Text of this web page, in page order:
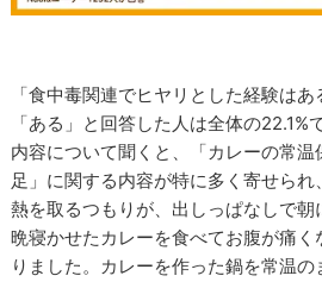
「食中毒関連でヒヤリとした経験はあ
「ある」と回答した人は全体の22.1%
内容について聞くと、「カレーの常
足」に関する内容が特に多く寄せら
熱を取るつもりが、出しっぱなしで
晩寝かせたカレーを食べてお腹が痛
りました。カレーを作った鍋を常温